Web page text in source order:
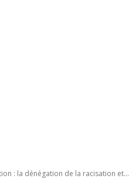
: la dénégation de la racisation et...